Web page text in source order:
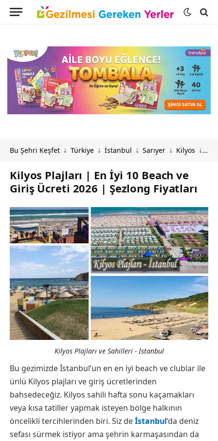
Bu Şehri Keşfet ↓ Türkiye ↓ İstanbul ↓ Sarıyer ↓ Kilyos ↓
Kilyos Plajları | En İyi 10 Beach ve
Giriş Ücreti 2026 | Şezlong Fiyatları
Kilyos Plajları ve Sahilleri - İstanbul
Bu gezimizde İstanbul’un en en iyi beach ve clublar ile
ünlü Kilyos plajları ve giriş ücretlerinden
bahsedeceğiz. Kilyos sahili hafta sonu kaçamakları
veya kısa tatiller yapmak isteyen bölge halkının
öncelikli tercihlerinden biri. Siz deİstanbul’da deniz
sefası sürmek istiyor ama şehrin karmaşasından da